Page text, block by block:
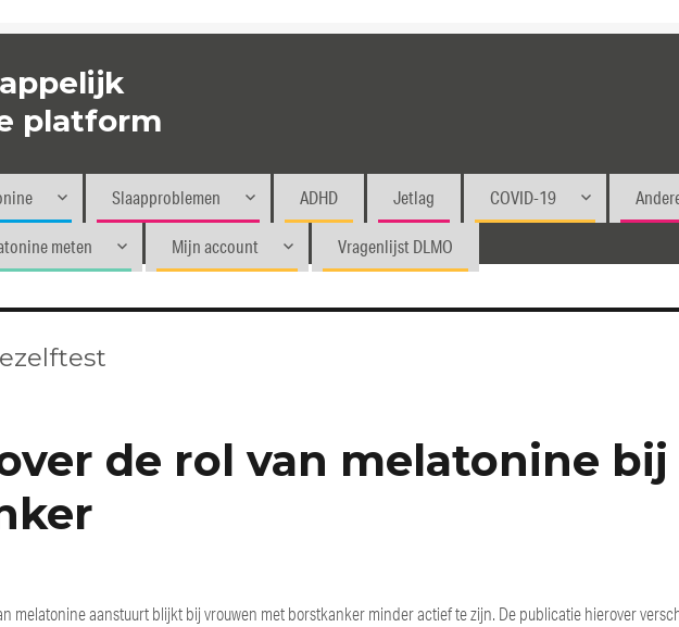
platform
Slaapproblemen ADHD Jetlag COVID-19
meten Mijn account Vragenlijst DLMO
de rol van melatonine bij
melatonine aanstuurt blijkt bij vrouwen met borstkanker minder actief te zijn. De publicatie hierover